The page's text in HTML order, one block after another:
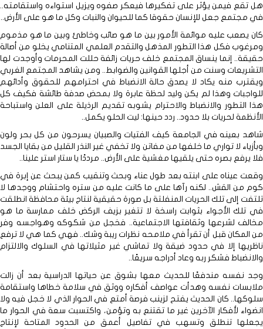
هل تقع فيمن يؤثر على تفكيرها فيعكر صفوه ويزيل استواءه واستقامته..
في مجتمع جعل للإنسان حقوقا كما للحيوان والنبات وكل ما هو على الأرض..
كان يصعب عليه موائمة الأمور بين ما هو صائب وخاطئ وبين ما هو مذموم
ومرغوب فكل هذا التطور المذهل والتقدم العلمي المتنامي يخلو من أصالة
حقيقة.. إنما ينساق المجتمع خلف حريات زائفة حللت المحرمات وأوجدت لها
التشريعات وسنت من أجلها القوانين والضوابط.. ومن يشاهد المجتمع الغربي
ويقترب منه يكاد لا يصدق حالة الانضباط في احترامهم للحقوق وأدائهم
للواجبات وهذا لم يكن وليد لحظة عابرة ولا بمحض صدفة طائشة فكيف كل
هذا التطور والانضباط والاحترام يشوبه تقديم الرذيلة على العلن واستباحة
الأنظمة لحريات بلا حدود.. ردد حينها: ليت الحلو يكمل..
شاهد بعينه في الجامعة كيف الفتيات والصبيان يسرحون من كل بحر ولون
وبأزياء لا تواري ما خلفها من مفاتن ولا تخفي غير النذر القليل من بقايا الجسد
فلا يرفع بصره حتى يلقيها مغشية على الأرض.. مرددًا يا ستار استر علينا..
وقعت عيناه على ابنته بعد طول عناء وبحث وتنقيب كمن يبحث عن إبرة في
كوم من القش.. لكنه رآها على ما كانت عليه من ستره واحتشام ووجدها لا
تلتفت إلى تلك الحريات المنفلتة بل صورة حقيقية لنتاج بيئة محافظة انطلقت
في تلك الأجواء بثوابت راسخة لا تتغير بزيف الركض خلف ممارسة ما هو
مخالف لشرعها وثقافتها الاجتماعية.. فخجل من شكوكه وهواجسه وفر
من المكان قبل أن تقرأ في ملامحه نظرات ريبة وشك.. فهي كما هي لا ترفع
ناظريها إلا في حدود ضيقة ولا تماشي غير مثيلاتها في السلوك والالتزام
والانضباط فشكر ربه وعاد أدراجه سريعًا..
وجد نفسه مندفعًا للحديث معها بشوق عن حياتها الدراسية بعد أن زالت
ملابسات نفسه وهدأت عواصف أفكاره ووثق في سلامة خطاها واستقامة
سلوكها.. كان الحديث يفتح لزينب فرصة أمتع في الحوار الذي لا خجل فيه ولا
انضواء لأفكار الآخرين غير ما تقتنع به وتؤمن، واكتسبت سعة في الحوار ما
يجعلها تنطلق وتسهب في تفاصيل أعمق من الحدود المتاحة لإنتاج